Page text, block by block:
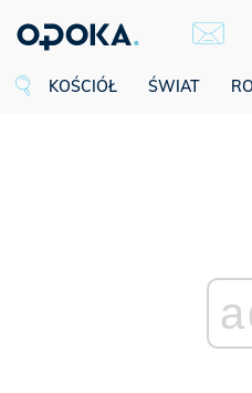
KOŚCIÓŁ ŚWIAT